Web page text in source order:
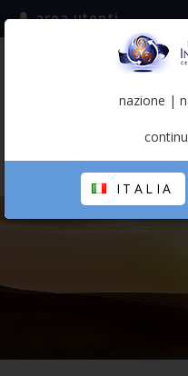
(italiano)
area utenti
LA SCUOLA
nazione |
ITALIA